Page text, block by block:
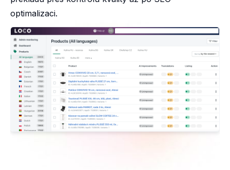
optimalizaci.